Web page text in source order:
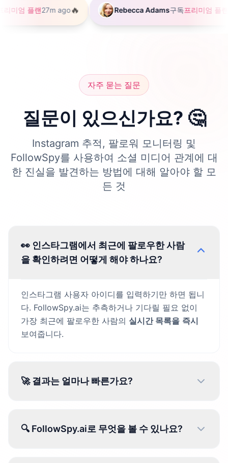
Rebecca Adams 프리미엄 플랜10h ago🔥
자주 묻는 질문
질문이 있으신가요? 🤔
Instagram 추적, 팔로워 모니터링 및
FollowSpy를 사용하여 소셜 미디어 관계에 대
한 진실을 발견하는 방법에 대해 알아야 할 모
든 것
👀 인스타그램에서 최근에 팔로우한 사람
을 확인하려면 어떻게 해야 하나요?
인스타그램 사용자 아이디를 입력하기만 하면 됩니
다. FollowSpy.ai는 추측하거나 기다릴 필요 없이
가장 최근에 팔로우한 사람의 실시간 목록을 즉시
보여줍니다.
🚀 결과는 얼마나 빠른가요?
🔍 FollowSpy.ai로 무엇을 볼 수 있나요?